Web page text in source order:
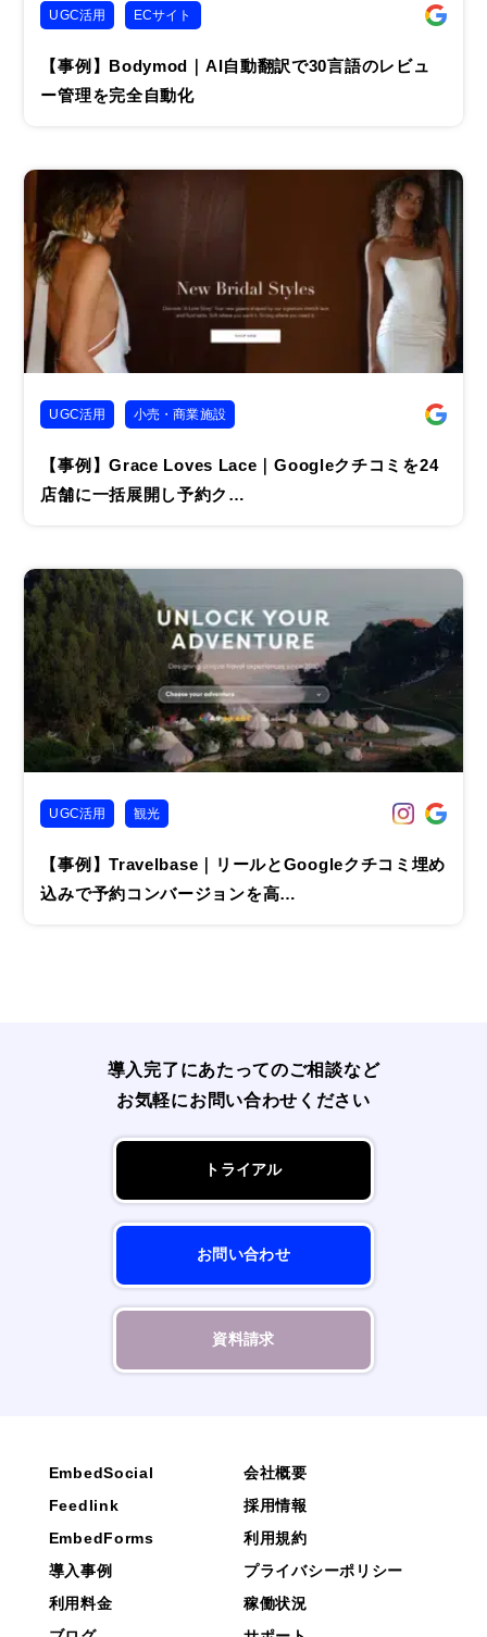
UGC活用 ECサイト
【事例】Bodymod｜AI自動翻訳で30言語のレビュ
ー管理を完全自動化
UGC活用 小売・商業施設
【事例】Grace Loves Lace｜Googleクチコミを24
店舗に一括展開し予約ク…
UGC活用 観光
【事例】Travelbase｜リールとGoogleクチコミ埋め
込みで予約コンバージョンを高…
導入完了にあたってのご相談など
お気軽にお問い合わせください
トライアル
お問い合わせ
資料請求
EmbedSocial
Feedlink
EmbedForms
導入事例
利用料金
会社概要
採用情報
利用規約
プライバシーポリシー
稼働状況